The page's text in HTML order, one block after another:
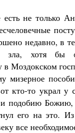
не только
недавно, в
зла, хотя бы
в Моздокском
мизерное
кто-то украл у
подобию
его на это.
все